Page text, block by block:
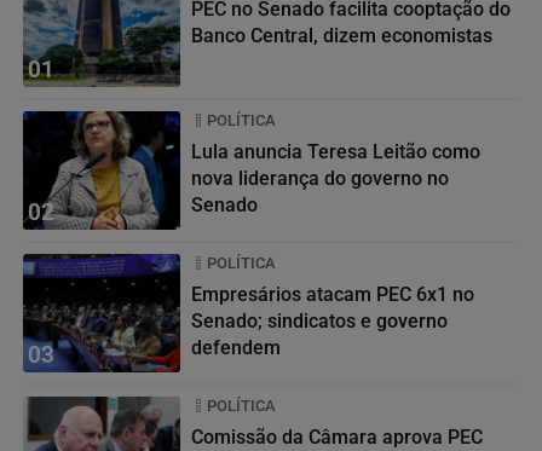
01
PEC no Senado facilita cooptação do
Banco Central, dizem economistas
02
POLÍTICA
Lula anuncia Teresa Leitão como
nova liderança do governo no
Senado
03
POLÍTICA
Empresários atacam PEC 6x1 no
Senado; sindicatos e governo
defendem
POLÍTICA
Comissão da Câmara aprova PEC